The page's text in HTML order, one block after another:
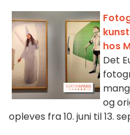
hos
Det
og
opleves fra 10. juni til 13.